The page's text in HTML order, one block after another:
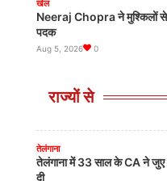
खेल
Neeraj Chopra ने मुश्किलों से
पदक
Aug 5, 2026 0
क्रिकेट
Aug 4, 2026
राज्यों से
2026-08-07
तमिलनाडु
2026-08-07
तेलंगाना
तेलंगाना में 33 साल के CA ने जुए
दी